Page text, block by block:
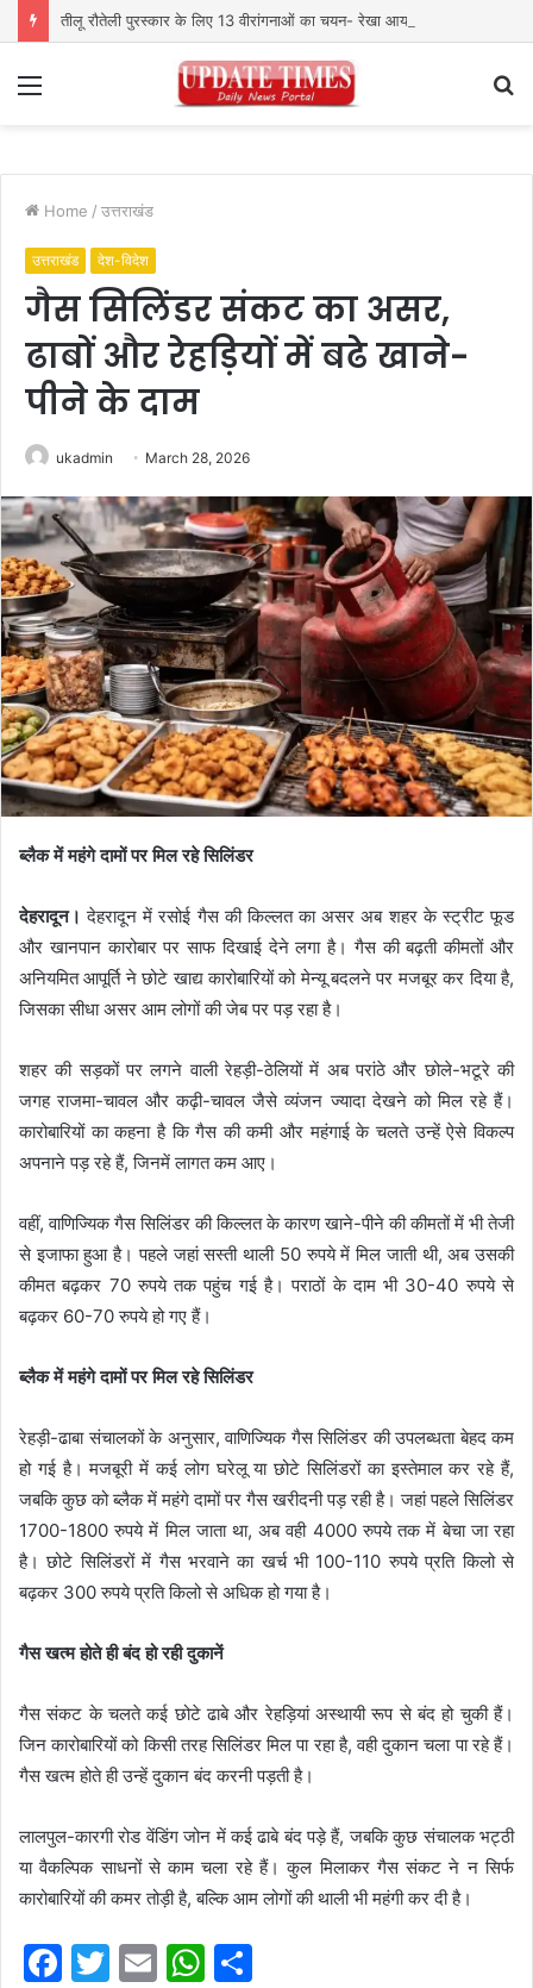
तीलू रौतेली पुरस्कार के लिए 13 वीरांगनाओं का चयन- रेखा आर्या
Home / उत्तराखंड
उत्तराखंड देश-विदेश
गैस सिलिंडर संकट का असर,
ढाबों और रेहड़ियों में बढे खाने-
पीने के दाम
ukadmin March 28, 2026
ब्लैक में महंगे दामों पर मिल रहे सिलिंडर
देहरादून। देहरादून में रसोई गैस की किल्लत का असर अब शहर के स्ट्रीट फूड
और खानपान कारोबार पर साफ दिखाई देने लगा है। गैस की बढ़ती कीमतों और
अनियमित आपूर्ति ने छोटे खाद्य कारोबारियों को मेन्यू बदलने पर मजबूर कर दिया है,
जिसका सीधा असर आम लोगों की जेब पर पड़ रहा है।
शहर की सड़कों पर लगने वाली रेहड़ी-ठेलियों में अब परांठे और छोले-भटूरे की
जगह राजमा-चावल और कढ़ी-चावल जैसे व्यंजन ज्यादा देखने को मिल रहे हैं।
कारोबारियों का कहना है कि गैस की कमी और महंगाई के चलते उन्हें ऐसे विकल्प
अपनाने पड़ रहे हैं, जिनमें लागत कम आए।
वहीं, वाणिज्यिक गैस सिलिंडर की किल्लत के कारण खाने-पीने की कीमतों में भी तेजी
से इजाफा हुआ है। पहले जहां सस्ती थाली 50 रुपये में मिल जाती थी, अब उसकी
कीमत बढ़कर 70 रुपये तक पहुंच गई है। पराठों के दाम भी 30-40 रुपये से
बढ़कर 60-70 रुपये हो गए हैं।
ब्लैक में महंगे दामों पर मिल रहे सिलिंडर
रेहड़ी-ढाबा संचालकों के अनुसार, वाणिज्यिक गैस सिलिंडर की उपलब्धता बेहद कम
हो गई है। मजबूरी में कई लोग घरेलू या छोटे सिलिंडरों का इस्तेमाल कर रहे हैं,
जबकि कुछ को ब्लैक में महंगे दामों पर गैस खरीदनी पड़ रही है। जहां पहले सिलिंडर
1700-1800 रुपये में मिल जाता था, अब वही 4000 रुपये तक में बेचा जा रहा
है। छोटे सिलिंडरों में गैस भरवाने का खर्च भी 100-110 रुपये प्रति किलो से
बढ़कर 300 रुपये प्रति किलो से अधिक हो गया है।
गैस खत्म होते ही बंद हो रही दुकानें
गैस संकट के चलते कई छोटे ढाबे और रेहड़ियां अस्थायी रूप से बंद हो चुकी हैं।
जिन कारोबारियों को किसी तरह सिलिंडर मिल पा रहा है, वही दुकान चला पा रहे हैं।
गैस खत्म होते ही उन्हें दुकान बंद करनी पड़ती है।
लालपुल-कारगी रोड वेंडिंग जोन में कई ढाबे बंद पड़े हैं, जबकि कुछ संचालक भट्ठी
या वैकल्पिक साधनों से काम चला रहे हैं। कुल मिलाकर गैस संकट ने न सिर्फ
कारोबारियों की कमर तोड़ी है, बल्कि आम लोगों की थाली भी महंगी कर दी है।
F
T
E
W